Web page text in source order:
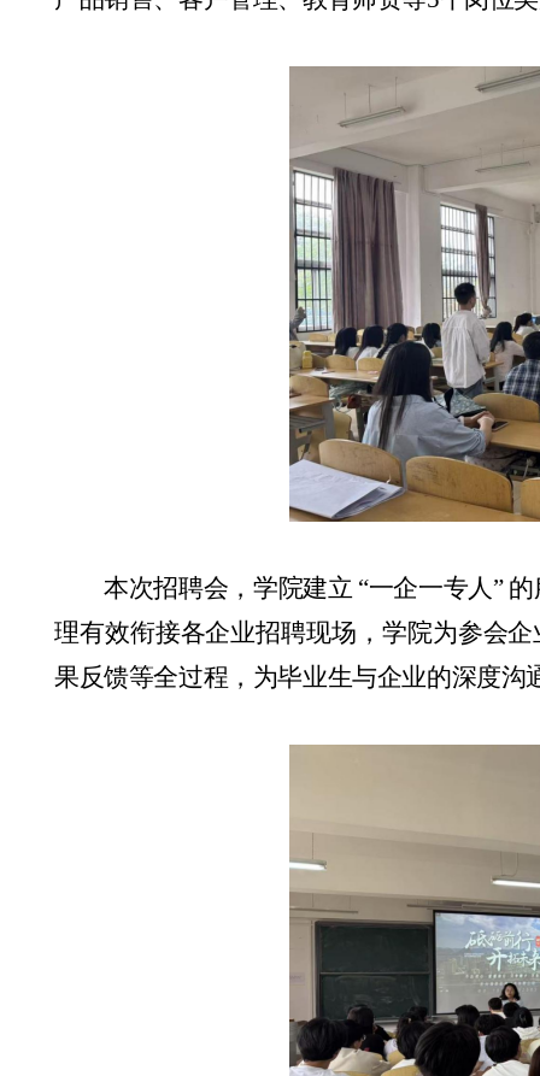
本次招聘会 ，学院建立 “一企一专人”
理有效衔接各企业招聘现场，学院为参会
果反馈等全过程， 为毕业生与企业的深度沟